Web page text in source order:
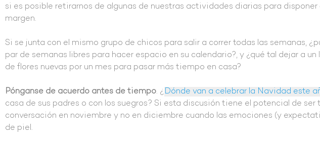
si es posible retirarnos de algunas de nuestras actividades diarias para
margen.
Si se junta con el mismo grupo de chicos para salir a correr todas las semanas,
par de semanas libres para hacer espacio en su calendario?, y ¿qué tal dejar a un
de flores nuevas por un mes para pasar más tiempo en casa?
Pónganse de acuerdo antes de tiempo. ¿Dónde van a celebrar la Navidad este
casa de sus padres o con los suegros? Si esta discusión tiene el potencial de ser
conversación en noviembre y no en diciembre cuando las emociones (y
de piel.